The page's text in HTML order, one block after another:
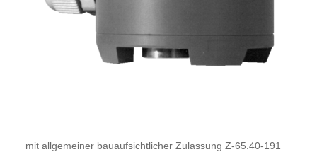
mit allgemeiner bauaufsichtlicher Zulassung Z-65.40-191